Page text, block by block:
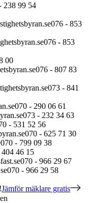
238 99 54
076 - 853
076 - 853
00
076 - 807 83
073 - 841
070 - 290 06 61
073 - 232 34 63
- 531 52 56
070 - 625 71 30
070 - 799 09 38
46 15
070 - 966 29 67
070 - 966 29 58
Jämför mäklare gratis